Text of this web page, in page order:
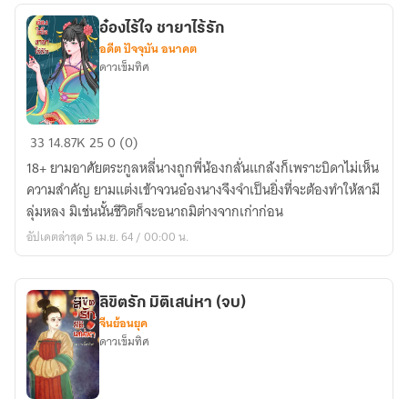
อ๋อง
ใจ
ชายา
ไร้
รัก
อ๋องไร้ใจ ชายาไร้รัก
อดีต ปัจจุบัน อนาคต
ดาวเข็มทิศ
33 14.87K250 (0)
18+ ยามอาศัยตระกูลหลี่นางถูกพี่น้องกลั่นแกล้งก็เพราะบิดาไม่เห็น
ความสำคัญ ยามแต่งเข้าจวนอ๋องนางจึงจำเป็นยิ่งที่จะต้องทำให้สามี
ลุ่มหลง มิเช่นนั้นชีวิตก็จะอนาถมิต่างจากเก่าก่อน
อัปเดตล่าสุด 5 เม.ย. 64 / 00:00 น.
ลิขิตรัก มิติเสน่หา (จบ)
จีนย้อนยุค
ดาวเข็มทิศ